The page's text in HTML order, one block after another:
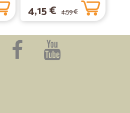
4,15 € 4,59 €